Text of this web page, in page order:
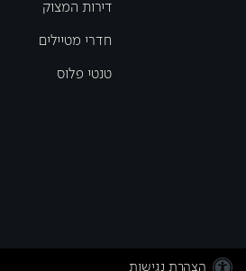
דירות המצוק
חדרי מטיילים
טנטי פלוס
הצהרת נגישות